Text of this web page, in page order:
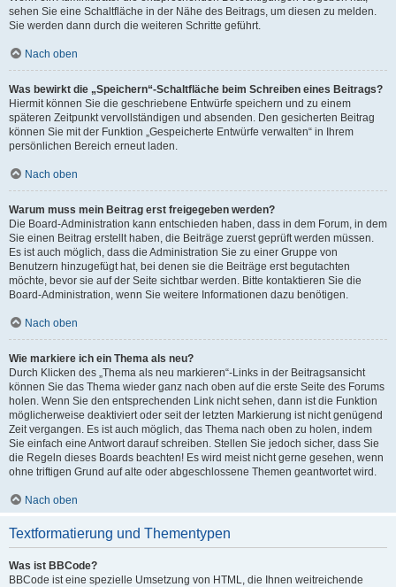
sehen Sie eine Schaltfläche in der Nähe des Beitrags, um diesen zu melden.
Sie werden dann durch die weiteren Schritte geführt.
Nach oben
Was bewirkt die „Speichern“-Schaltfläche beim Schreiben eines Beitrags?
Hiermit können Sie die geschriebene Entwürfe speichern und zu einem
späteren Zeitpunkt vervollständigen und absenden. Den gesicherten Beitrag
können Sie mit der Funktion „Gespeicherte Entwürfe verwalten“ in Ihrem
persönlichen Bereich erneut laden.
Nach oben
Warum muss mein Beitrag erst freigegeben werden?
Die Board-Administration kann entschieden haben, dass in dem Forum, in dem
Sie einen Beitrag erstellt haben, die Beiträge zuerst geprüft werden müssen.
Es ist auch möglich, dass die Administration Sie zu einer Gruppe von
Benutzern hinzugefügt hat, bei denen sie die Beiträge erst begutachten
möchte, bevor sie auf der Seite sichtbar werden. Bitte kontaktieren Sie die
Board-Administration, wenn Sie weitere Informationen dazu benötigen.
Nach oben
Wie markiere ich ein Thema als neu?
Durch Klicken des „Thema als neu markieren“-Links in der Beitragsansicht
können Sie das Thema wieder ganz nach oben auf die erste Seite des Forums
holen. Wenn Sie den entsprechenden Link nicht sehen, dann ist die Funktion
möglicherweise deaktiviert oder seit der letzten Markierung ist nicht genügend
Zeit vergangen. Es ist auch möglich, das Thema nach oben zu holen, indem
Sie einfach eine Antwort darauf schreiben. Stellen Sie jedoch sicher, dass Sie
die Regeln dieses Boards beachten! Es wird meist nicht gerne gesehen, wenn
ohne triftigen Grund auf alte oder abgeschlossene Themen geantwortet wird.
Nach oben
Textformatierung und Thementypen
Was ist BBCode?
BBCode ist eine spezielle Umsetzung von HTML, die Ihnen weitreichende